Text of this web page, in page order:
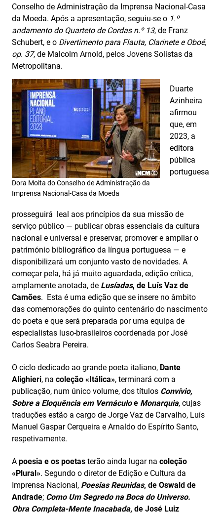
Conselho de Administração da Imprensa Nacional-Casa
da Moeda. Após a apresentação, seguiu-se o 1.º
andamento do Quarteto de Cordas n.º 13, de Franz
Schubert, e o Divertimento para Flauta, Clarinete e Oboé,
op. 37, de Malcolm Arnold, pelos Jovens Solistas da
Metropolitana.
Dora Moita do Conselho de Administração da
Imprensa Nacional-Casa da Moeda
Duarte
Azinheira
afirmou
que, em
2023, a
editora
pública
portuguesa
prosseguirá leal aos princípios da sua missão de
serviço público — publicar obras essenciais da cultura
nacional e universal e preservar, promover e ampliar o
património bibliográfico da língua portuguesa — e
disponibilizará um conjunto vasto de novidades. A
começar pela, há já muito aguardada, edição crítica,
amplamente anotada, de Lusíadas, de Luís Vaz de
Camões. Esta é uma edição que se insere no âmbito
das comemorações do quinto centenário do nascimento
do poeta e que será preparada por uma equipa de
especialistas luso-brasileiros coordenada por José
Carlos Seabra Pereira.
O ciclo dedicado ao grande poeta italiano, Dante
Alighieri, na coleção «Itálica», terminará com a
publicação, num único volume, dos títulos Convívio,
Sobre a Eloquência em Vernáculoe Monarquia, cujas
traduções estão a cargo de Jorge Vaz de Carvalho, Luís
Manuel Gaspar Cerqueira e Arnaldo do Espírito Santo,
respetivamente.
A poesia e os poetas terão ainda lugar na coleção
«Plural». Segundo o diretor de Edição e Cultura da
Imprensa Nacional, Poesias Reunidas, de Oswald de
Andrade; Como Um Segredo na Boca do Universo.
Obra Completa-Mente Inacabada, de José Luiz